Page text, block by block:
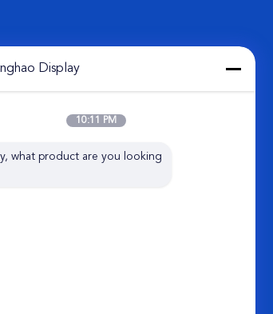
Display
10:11 PM
what product are you looking